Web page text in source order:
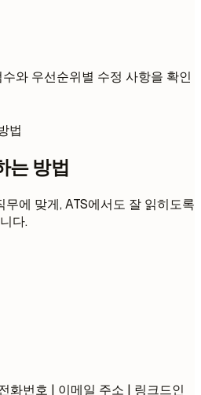
와 우선순위별 수정 사항을 확인
법
는 방법
에 맞게, ATS에서도 잘 읽히도록
다.
화번호 | 이메일 주소 | 링크드인